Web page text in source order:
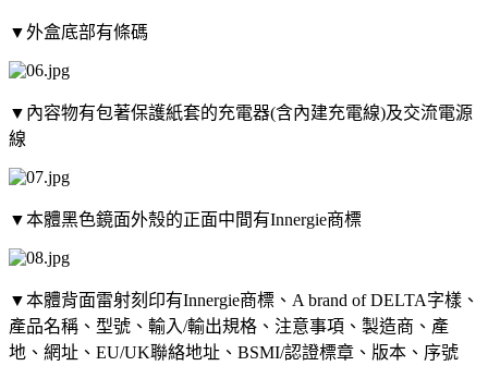
▼外盒底部有條碼
▼內容物有包著保護紙套的充電器(含內建充電線)及交流電源
線
▼本體黑色鏡面外殼的正面中間有Innergie商標
▼本體背面雷射刻印有Innergie商標、A brand of DELTA字樣、
產品名稱、型號、輸入/輸出規格、注意事項、製造商、產
地、網址、EU/UK聯絡地址、BSMI/認證標章、版本、序號